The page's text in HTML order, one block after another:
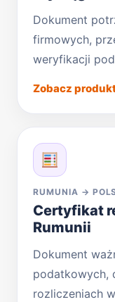
Dokument
firmowych,
weryfikacji
Zobacz
RUMUNIA →
Certyfikat
Rumunii
Dokument
podatkowych,
rozliczeniach